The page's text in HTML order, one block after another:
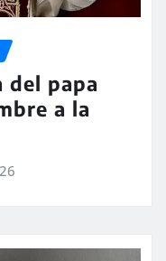
del papa
a la